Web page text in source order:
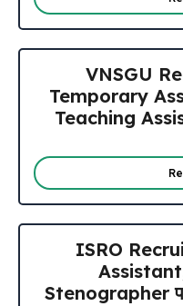
VNSGU
Temporary
Teaching
ISRO
Stenographer